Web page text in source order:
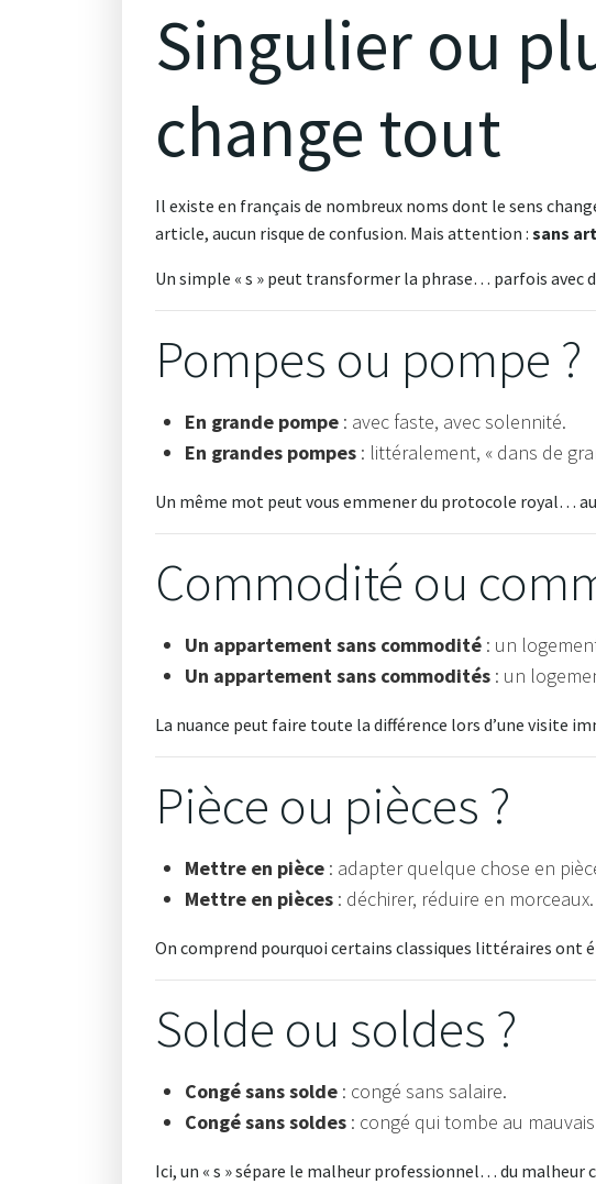
Singulier ou
change tout
Il existe en français de nombreux noms dont le sens
article, aucun risque de confusion. Mais attention : sans
Un simple « s » peut transformer la phrase… parfois avec
Pompes ou pompe ?
En grande pompe : avec faste, avec solennité.
En grandes pompes : littéralement, « dans de
Un même mot peut vous emmener du protocole royal… au
Commodité ou
Un appartement sans commodité : un
Un appartement sans commodités : un
La nuance peut faire toute la différence lors d’une visite
Pièce ou pièces ?
Mettre en pièce : adapter quelque chose en
Mettre en pièces : déchirer, réduire en morceaux.
On comprend pourquoi certains classiques littéraires ont
Solde ou soldes ?
Congé sans solde : congé sans salaire.
Congé sans soldes : congé qui tombe au
Ici, un « s » sépare le malheur professionnel… du malheur